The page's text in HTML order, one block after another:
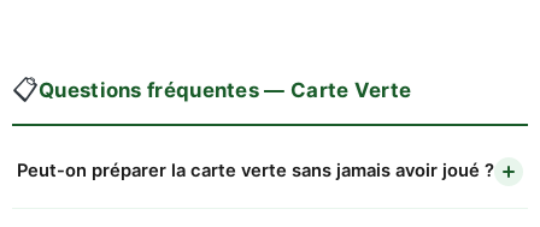
📋Questions fréquentes — Carte Verte
Peut-on préparer la carte verte sans jamais avoir joué ?